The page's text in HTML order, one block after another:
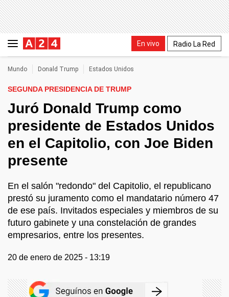
En vivo Radio La Red
Mundo Donald Trump Estados Unidos
SEGUNDA PRESIDENCIA DE TRUMP
Juró Donald Trump como
presidente de Estados Unidos
en el Capitolio, con Joe Biden
presente
En el salón "redondo" del Capitolio, el republicano
prestó su juramento como el mandatario número 47
de ese país. Invitados especiales y miembros de su
futuro gabinete y una constelación de grandes
empresarios, entre los presentes.
20 de enero de 2025 - 13:19